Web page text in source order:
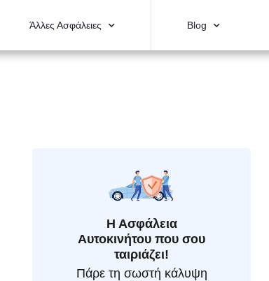
Άλλες Ασφάλειες Blog
Η Ασφάλεια
Αυτοκινήτου που σου
ταιριάζει!
Πάρε τη σωστή κάλυψη